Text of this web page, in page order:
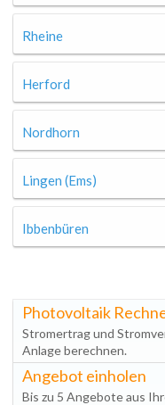
Rheine
Herford
Nordhorn
Lingen (Ems)
Ibbenbüren
Photovoltaik
Stromertrag und
Anlage berechnen.
Angebot einholen
Bis zu 5 Angebote aus